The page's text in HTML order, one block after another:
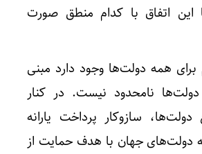
اتفاق با کدام منطق صورت
همه دولت‌ها وجود دارد مبنی
دولت‌ها نامحدود نیست. در کنار
سازوکار پرداخت یارانه
جهان با هدف حمایت از